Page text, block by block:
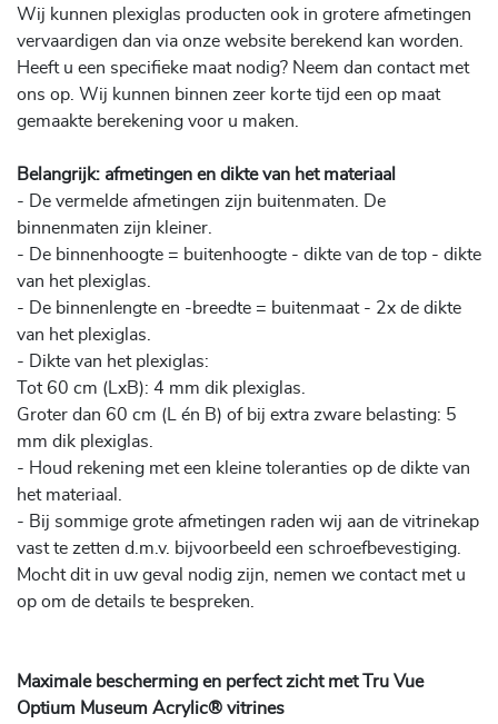
Wij kunnen plexiglas producten ook in grotere afmetingen
vervaardigen dan via onze website berekend kan worden.
Heeft u een specifieke maat nodig? Neem dan contact met
ons op. Wij kunnen binnen zeer korte tijd een op maat
gemaakte berekening voor u maken.
Belangrijk: afmetingen en dikte van het materiaal
- De vermelde afmetingen zijn buitenmaten. De
binnenmaten zijn kleiner.
- De binnenhoogte = buitenhoogte - dikte van de top - dikte
van het plexiglas.
- De binnenlengte en -breedte = buitenmaat - 2x de dikte
van het plexiglas.
- Dikte van het plexiglas:
Tot 60 cm (LxB): 4 mm dik plexiglas.
Groter dan 60 cm (L én B) of bij extra zware belasting: 5
mm dik plexiglas.
- Houd rekening met een kleine toleranties op de dikte van
het materiaal.
- Bij sommige grote afmetingen raden wij aan de vitrinekap
vast te zetten d.m.v. bijvoorbeeld een schroefbevestiging.
Mocht dit in uw geval nodig zijn, nemen we contact met u
op om de details te bespreken.
Maximale bescherming en perfect zicht met Tru Vue
Optium Museum Acrylic® vitrines